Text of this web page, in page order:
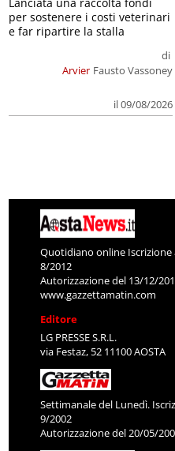
Arvier
di
Fausto Vassoney
il 09/08/2026
per sostenere i costi veterinari
e far ripartire la stalla
Quotidiano online Iscrizione
8/2012
Autorizzazione del 13/12/
www.gazzettamatin.com
Editore
LG PRESSE S.R.L.
via Festaz, 52 11100 AOSTA
Settimanale del Lunedì.
9/2002
Autorizzazione del 20/05/